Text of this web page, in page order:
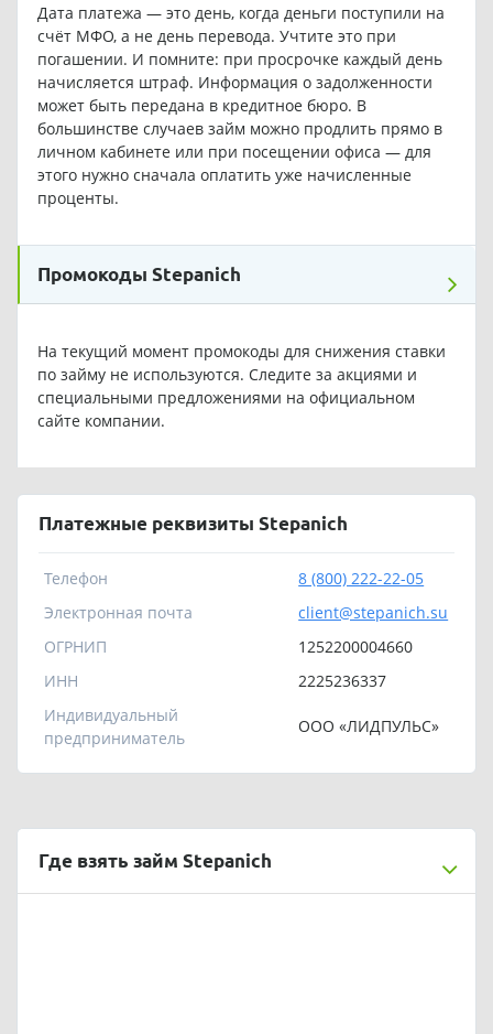
Дата платежа — это день, когда деньги поступили на
счёт МФО, а не день перевода. Учтите это при
погашении. И помните: при просрочке каждый день
начисляется штраф. Информация о задолженности
может быть передана в кредитное бюро. В
большинстве случаев займ можно продлить прямо в
личном кабинете или при посещении офиса — для
этого нужно сначала оплатить уже начисленные
проценты.
Промокоды Stepanich
На текущий момент промокоды для снижения ставки
по займу не используются. Следите за акциями и
специальными предложениями на официальном
сайте компании.
Платежные реквизиты Stepanich
Телефон
8 (800) 222-22-05
Электронная почта
client@stepanich.su
ОГРНИП
1252200004660
ИНН
2225236337
Индивидуальный
предприниматель
ООО «ЛИДПУЛЬС»
Где взять займ Stepanich